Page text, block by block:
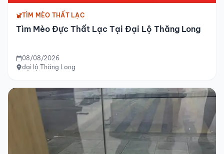
TÌM MÈO THẤT LẠC
Tìm Mèo Đực Thất Lạc Tại Đại Lộ Thăng Long
08/08/2026
đại lộ Thăng Long